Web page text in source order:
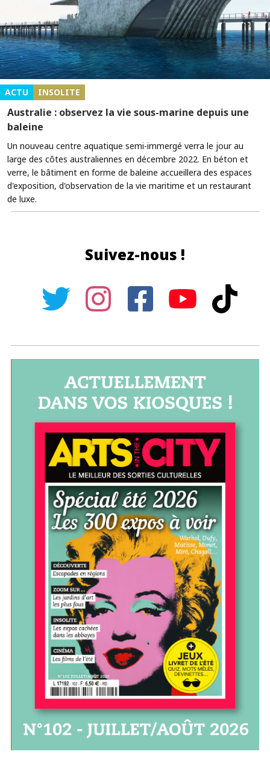
ACTU INSOLITE
Australie : observez la vie sous-marine depuis une
baleine
Un nouveau centre aquatique semi-immergé verra le jour au
large des côtes australiennes en décembre 2022. En béton et
verre, le bâtiment en forme de baleine accueillera des espaces
d'exposition, d'observation de la vie maritime et un restaurant
de luxe.
Suivez-nous !